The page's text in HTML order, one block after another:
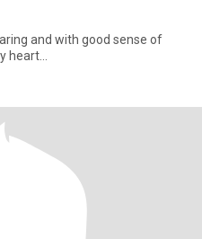
and with good sense of
heart...